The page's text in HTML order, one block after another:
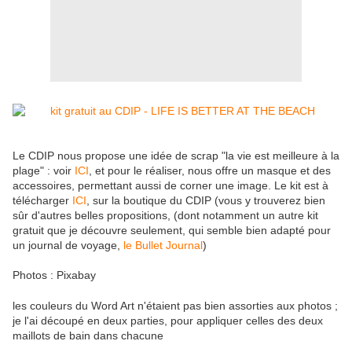
Le CDIP nous propose une idée de scrap "la vie est meilleure à la
plage" : voir ICI , et pour le réaliser, nous offre un masque et des
accessoires, permettant aussi de corner une image. Le kit est à
télécharger ICI , sur la boutique du CDIP (vous y trouverez bien
sûr d'autres belles propositions, (dont notamment un autre kit
gratuit que je découvre seulement, qui semble bien adapté pour
un journal de voyage, le Bullet Journal)
Photos : Pixabay
les couleurs du Word Art n'étaient pas bien assorties aux photos ;
je l'ai découpé en deux parties, pour appliquer celles des deux
maillots de bain dans chacune